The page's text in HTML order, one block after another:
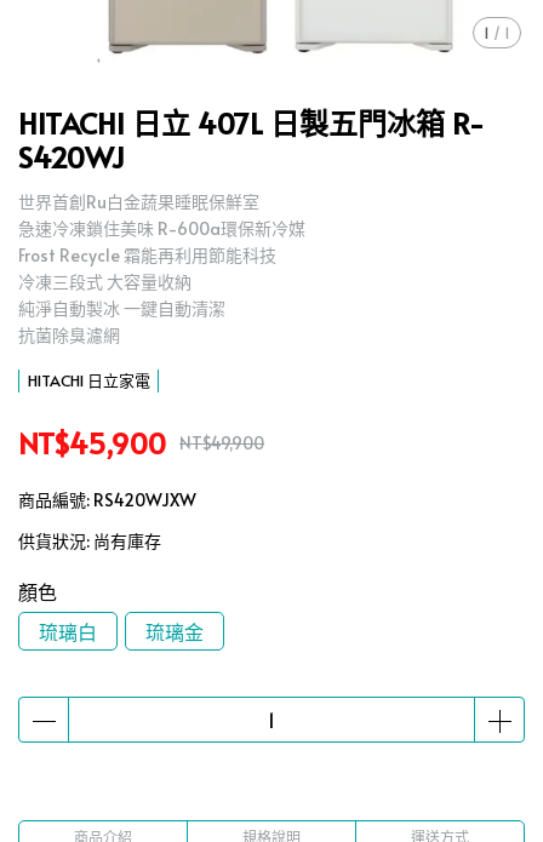
1 / 1
HITACHI 日立 407L 日製五門冰箱 R-
S420WJ
世界首創Ru白金蔬果睡眠保鮮室
急速冷凍鎖住美味 R-600a環保新冷媒
Frost Recycle 霜能再利用節能科技
冷凍三段式 大容量收納
純淨自動製冰 一鍵自動清潔
抗菌除臭濾網
HITACHI 日立家電
NT$45,900 NT$49,900
商品編號: RS420WJXW
供貨狀況: 尚有庫存
顏色
琉璃白
琉璃金
商品介紹 規格說明 運送方式